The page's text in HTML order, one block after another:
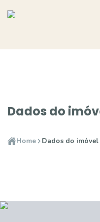
Dados do
Home Dados do imóvel